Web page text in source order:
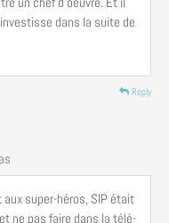
dans la suite de
Reply
aux super-héros, SIP était
ne pas faire dans la télé-